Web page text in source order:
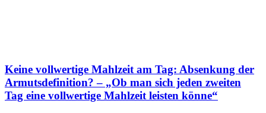
Keine vollwertige Mahlzeit am Tag: Absenkung der
Armutsdefinition? – „Ob man sich jeden zweiten
Tag eine vollwertige Mahlzeit leisten könne“